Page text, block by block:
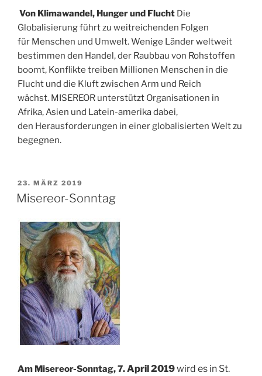
Von Klimawandel, Hunger und Flucht Die
Globalisierung führt zu weitreichenden Folgen
für Menschen und Umwelt. Wenige Länder weltweit
bestimmen den Handel, der Raubbau von Rohstoffen
boomt, Konflikte treiben Millionen Menschen in die
Flucht und die Kluft zwischen Arm und Reich
wächst. MISEREOR unterstützt Organisationen in
Afrika, Asien und Latein-amerika dabei,
den Herausforderungen in einer globalisierten Welt zu
begegnen.
VERÖFFENTLICHT
AM
23. MÄRZ 2019
Misereor-Sonntag
Am Misereor-Sonntag, 7.April 2019wird es in St.